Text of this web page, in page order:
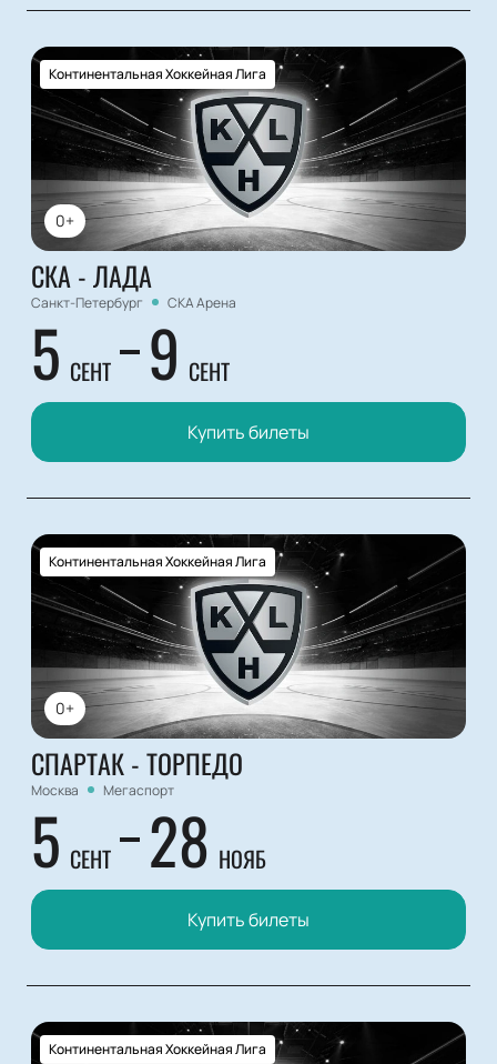
0+
Континентальная Хоккейная Лига
СКА - ЛАДА
Санкт-Петербург СКА Арена
5 СЕНТ 9 СЕНТ
Купить билеты
0+
Континентальная Хоккейная Лига
СПАРТАК - ТОРПЕДО
Москва Мегаспорт
5 СЕНТ 28 НОЯБ
Купить билеты
Континентальная Хоккейная Лига